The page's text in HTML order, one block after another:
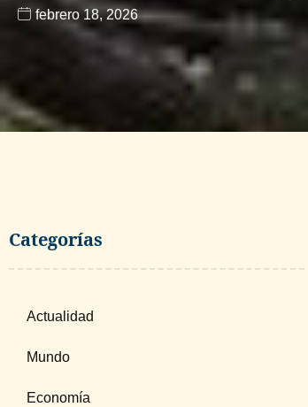
febrero 18, 2026
Categorías
Actualidad
Mundo
Economía